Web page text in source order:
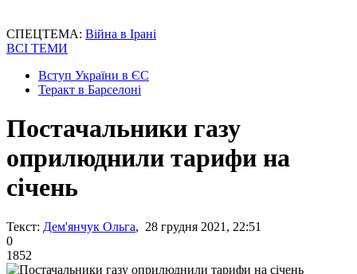
СПЕЦТЕМА: Війна в Ірані
ВСІ ТЕМИ
Вступ України в ЄС
Теракт в Барселоні
Постачальники газу
оприлюднили тарифи на
січень
Текст: Дем'янчук Ольга, 28 грудня 2021, 22:51
0
1852